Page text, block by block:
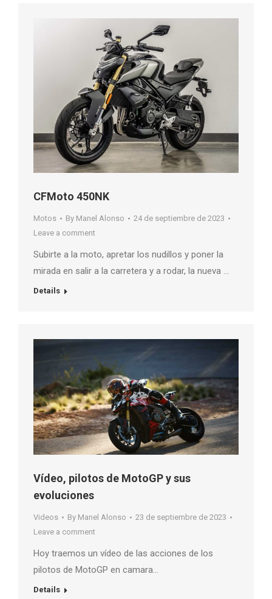
CFMoto 450NK
Motos By Manel Alonso
24 de septiembre de 2023
Leave a comment
Subirte a la moto, apretar los nudillos y poner la
mirada en salir a la carretera y a rodar, la nueva …
Details
Vídeo, pilotos de MotoGP y sus
evoluciones
Videos By Manel Alonso
23 de septiembre de 2023
Leave a comment
Hoy traemos un vídeo de las acciones de los
pilotos de MotoGP en camara…
Details